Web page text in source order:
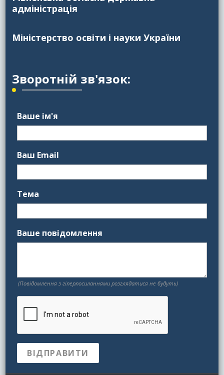
адміністрація
Міністерство освіти і науки України
Зворотній зв'язок:
Ваше ім'я
Ваш Email
Тема
Ваше повідомлення
(Повідомлення з гіперпосиланнями розглядатися не будуть)